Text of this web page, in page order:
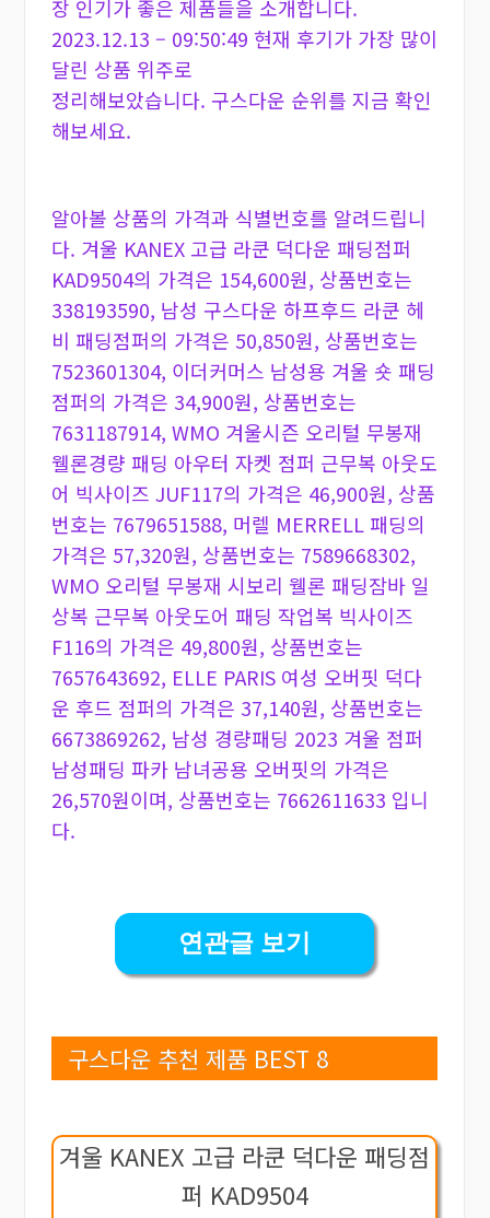
장 인기가 좋은 제품들을 소개합니다.
2023.12.13 – 09:50:49 현재 후기가 가장 많이
달린 상품 위주로
정리해보았습니다. 구스다운 순위를 지금 확인
해보세요.
알아볼 상품의 가격과 식별번호를 알려드립니
다. 겨울 KANEX 고급 라쿤 덕다운 패딩점퍼
KAD9504의 가격은 154,600원, 상품번호는
338193590, 남성 구스다운 하프후드 라쿤 헤
비 패딩점퍼의 가격은 50,850원, 상품번호는
7523601304, 이더커머스 남성용 겨울 숏 패딩
점퍼의 가격은 34,900원, 상품번호는
7631187914, WMO 겨울시즌 오리털 무봉재
웰론경량 패딩 아우터 자켓 점퍼 근무복 아웃도
어 빅사이즈 JUF117의 가격은 46,900원, 상품
번호는 7679651588, 머렐 MERRELL 패딩의
가격은 57,320원, 상품번호는 7589668302,
WMO 오리털 무봉재 시보리 웰론 패딩잠바 일
상복 근무복 아웃도어 패딩 작업복 빅사이즈
F116의 가격은 49,800원, 상품번호는
7657643692, ELLE PARIS 여성 오버핏 덕다
운 후드 점퍼의 가격은 37,140원, 상품번호는
6673869262, 남성 경량패딩 2023 겨울 점퍼
남성패딩 파카 남녀공용 오버핏의 가격은
26,570원이며, 상품번호는 7662611633 입니
다.
연관글 보기
구스다운 추천 제품 BEST 8
겨울 KANEX 고급 라쿤 덕다운 패딩점
퍼 KAD9504